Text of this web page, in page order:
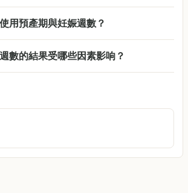
用預產期與妊娠週數？
數的結果受哪些因素影响？